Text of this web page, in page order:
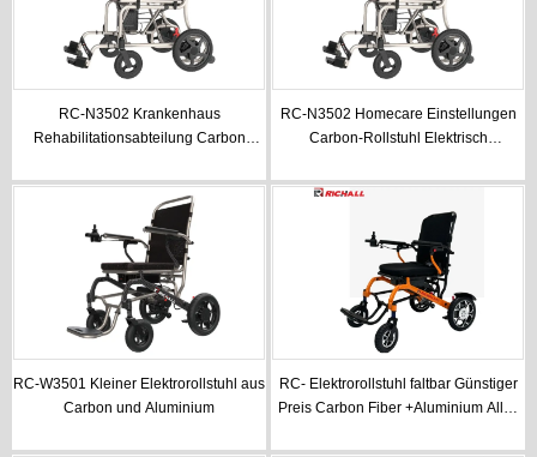
RC-N3502 Krankenhaus
Rehabilitationsabteilung Carbon
RC-N3502 Homecare Einstellungen
Carbon-Rollstuhl Elektrisch
RC-W3501 Kleiner Elektrorollstuhl aus
Carbon und Aluminium
RC- Elektrorollstuhl faltbar Günstiger
Preis Carbon Fiber +Aluminium Alloy